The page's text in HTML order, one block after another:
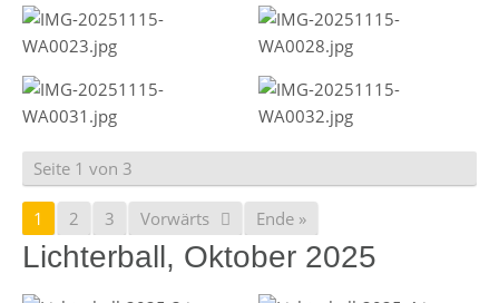
Seite 1 von 3
1 2 3 Vorwärts Ende »
Lichterball, Oktober 2025